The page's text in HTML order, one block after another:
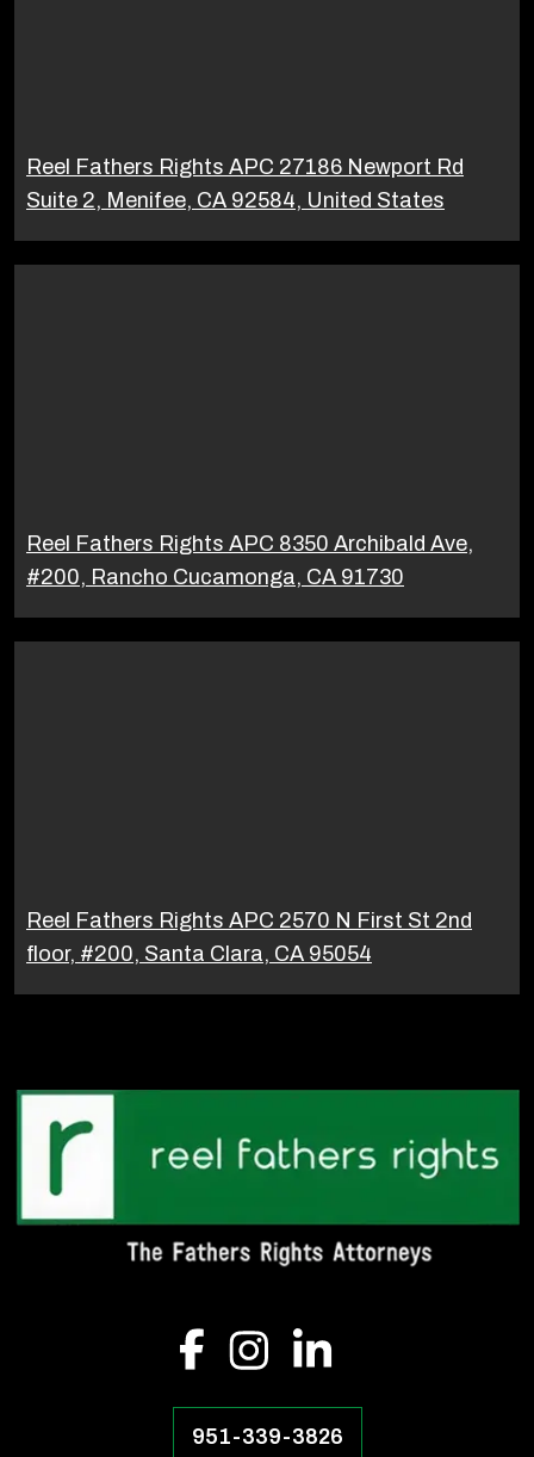
Reel Fathers Rights APC 27186 Newport Rd
Suite 2, Menifee, CA 92584, United States
Reel Fathers Rights APC 8350 Archibald Ave,
#200, Rancho Cucamonga, CA 91730
Reel Fathers Rights APC 2570 N First St 2nd
floor, #200, Santa Clara, CA 95054
951-339-3826